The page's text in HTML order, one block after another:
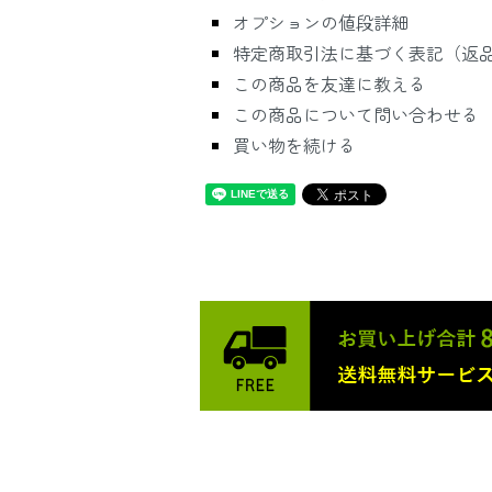
オプションの値段詳細
特定商取引法に基づく表記（返
この商品を友達に教える
この商品について問い合わせる
買い物を続ける